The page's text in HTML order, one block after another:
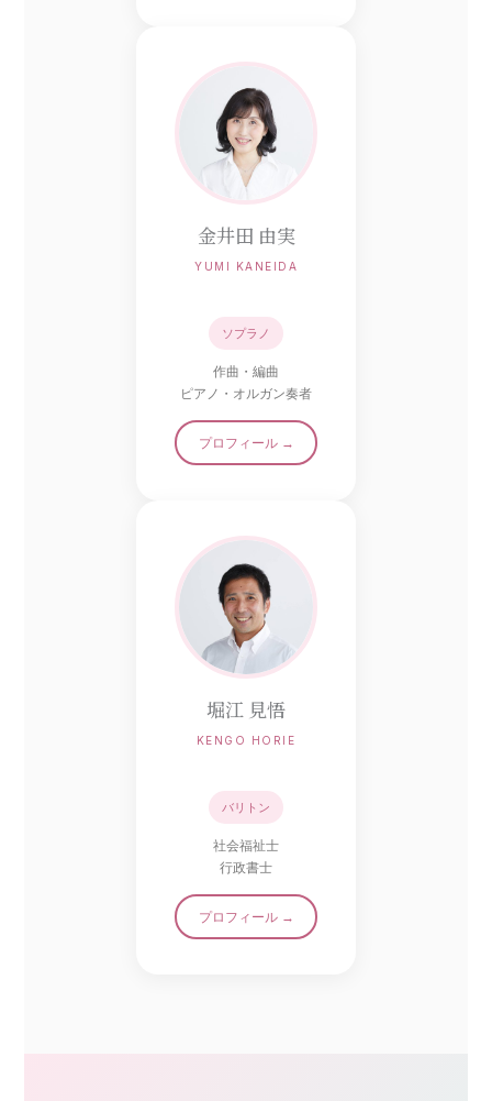
金井田 由実
YUMI KANEIDA
ソプラノ
作曲・編曲
ピアノ・オルガン奏者
プロフィール →
堀江 見悟
KENGO HORIE
バリトン
社会福祉士
行政書士
プロフィール →